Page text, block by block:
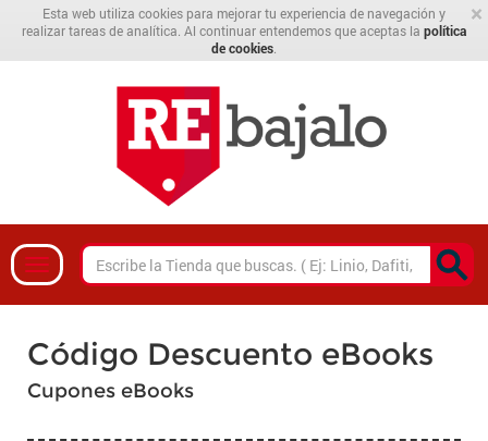
×
Esta web utiliza cookies para mejorar tu experiencia de navegación y
realizar tareas de analítica. Al continuar entendemos que aceptas la política
de cookies
Código Descuento eBooks
Cupones eBooks